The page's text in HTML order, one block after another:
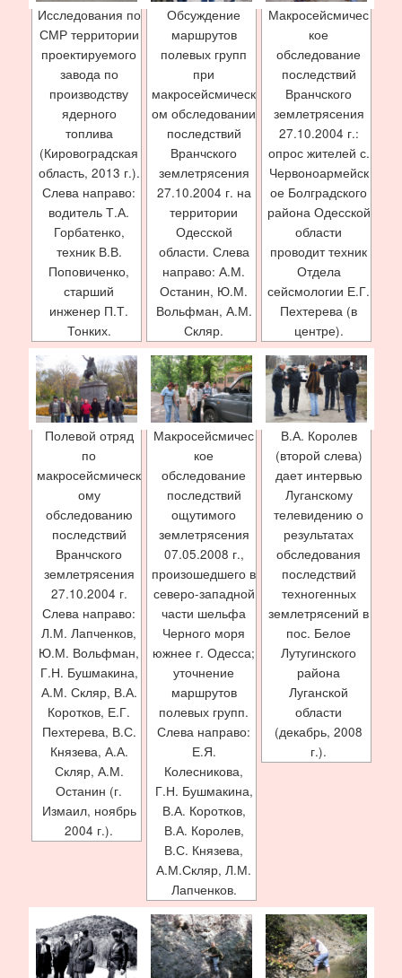
Исследования по
СМР территории
проектируемого
завода по
производству
ядерного
топлива
(Кировоградская
область, 2013 г.).
Слева направо:
водитель Т.А.
Горбатенко,
техник В.В.
Поповиченко,
старший
инженер П.Т.
Тонких.
Обсуждение
маршрутов
полевых групп
при
макросейсмическ
ом обследовании
последствий
Вранчского
землетрясения
27.10.2004 г. на
территории
Одесской
области. Слева
направо: А.М.
Останин, Ю.М.
Вольфман, А.М.
Скляр.
Макросейсмичес
кое
обследование
последствий
Вранчского
землетрясения
27.10.2004 г.:
опрос жителей с.
Червоноармейск
ое Болградского
района Одесской
области
проводит техник
Отдела
сейсмологии Е.Г.
Пехтерева (в
центре).
Полевой отряд
по
макросейсмическ
ому
обследованию
последствий
Вранчского
землетрясения
27.10.2004 г.
Слева направо:
Л.М. Лапченков,
Ю.М. Вольфман,
Г.Н. Бушмакина,
А.М. Скляр, В.А.
Коротков, Е.Г.
Пехтерева, В.С.
Князева, А.А.
Скляр, А.М.
Останин (г.
Измаил, ноябрь
2004 г.).
Макросейсмичес
кое
обследование
последствий
ощутимого
землетрясения
07.05.2008 г.,
произошедшего в
северо-западной
части шельфа
Черного моря
южнее г. Одесса;
уточнение
маршрутов
полевых групп.
Слева направо:
Е.Я.
Колесникова,
Г.Н. Бушмакина,
В.А. Коротков,
В.А. Королев,
В.С. Князева,
А.М.Скляр, Л.М.
Лапченков.
В.А. Королев
(второй слева)
дает интервью
Луганскому
телевидению о
результатах
обследования
последствий
техногенных
землетрясений в
пос. Белое
Лутугинского
района
Луганской
области
(декабрь, 2008
г.).